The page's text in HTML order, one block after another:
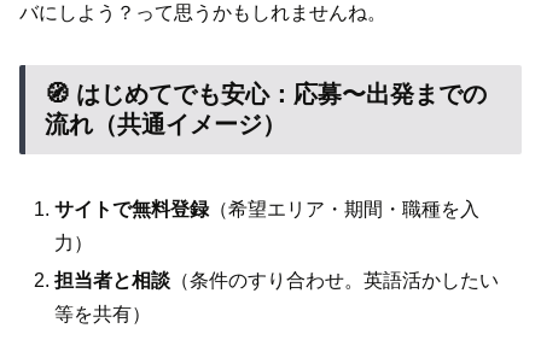
バにしよう？って思うかもしれませんね。
🧭 はじめてでも安心：応募〜出発までの
流れ（共通イメージ）
サイトで無料登録（希望エリア・期間・職種を入
力）
担当者と相談 （条件のすり合わせ。英語活かしたい
等を共有）